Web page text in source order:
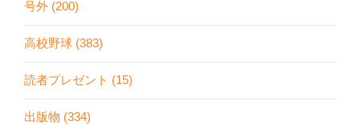
号外 (200)
高校野球 (383)
読者プレゼント (15)
出版物 (334)